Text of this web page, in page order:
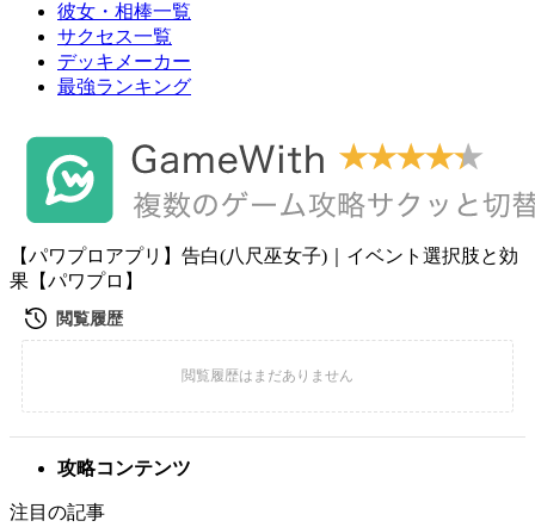
彼女・相棒一覧
サクセス一覧
デッキメーカー
最強ランキング
【パワプロアプリ】告白(八尺巫女子)｜イベント選択肢と効
果【パワプロ】
攻略コンテンツ
注目の記事